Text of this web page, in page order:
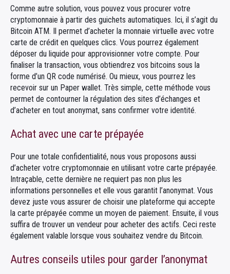
Comme autre solution, vous pouvez vous procurer votre
cryptomonnaie à partir des guichets automatiques. Ici, il s’agit du
Bitcoin ATM. Il permet d’acheter la monnaie virtuelle avec votre
carte de crédit en quelques clics. Vous pourrez également
déposer du liquide pour approvisionner votre compte. Pour
finaliser la transaction, vous obtiendrez vos bitcoins sous la
forme d’un QR code numérisé. Ou mieux, vous pourrez les
recevoir sur un Paper wallet. Très simple, cette méthode vous
permet de contourner la régulation des sites d’échanges et
d’acheter en tout anonymat, sans confirmer votre identité.
Achat avec une carte prépayée
Pour une totale confidentialité, nous vous proposons aussi
d’acheter votre cryptomonnaie en utilisant votre carte prépayée.
Intraçable, cette dernière ne requiert pas non plus les
informations personnelles et elle vous garantit l’anonymat. Vous
devez juste vous assurer de choisir une plateforme qui accepte
la carte prépayée comme un moyen de paiement. Ensuite, il vous
suffira de trouver un vendeur pour acheter des actifs. Ceci reste
également valable lorsque vous souhaitez vendre du Bitcoin.
Autres conseils utiles pour garder l’anonymat